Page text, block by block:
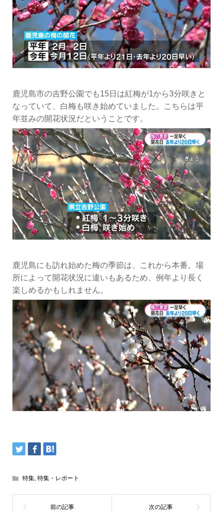
鹿児島市の吉野公園でも15日は紅梅が1から3分咲きと
なっていて、白梅も咲き始めていました。こちらは平
年並みの開花状況だということです。
鹿児島にも訪れ始めた梅の季節は、これから本番。場
所によって開花状況に違いもあるため、例年より長く
楽しめるかもしれません。
特集, 特集・レポート